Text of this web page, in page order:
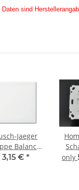
sind
Jaeger
Balance
SI Alpinweiß
3,15 € * only